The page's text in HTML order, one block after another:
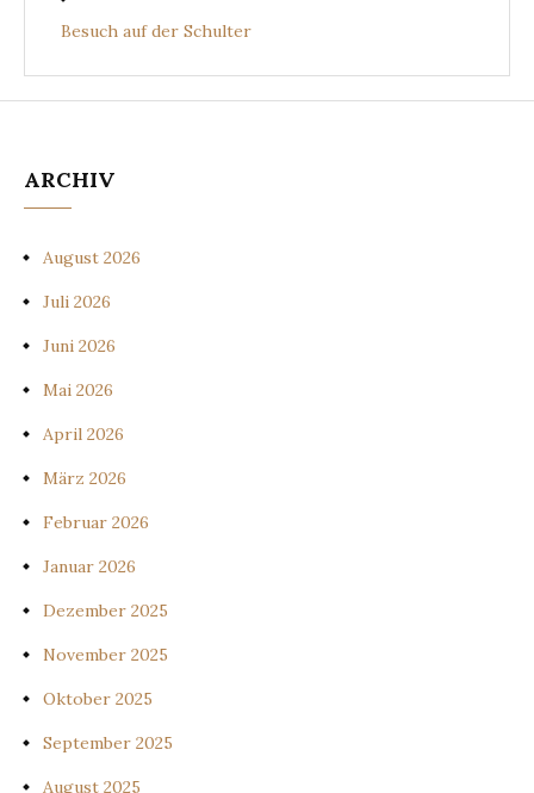
Besuch auf der Schulter
ARCHIV
August 2026
Juli 2026
Juni 2026
Mai 2026
April 2026
März 2026
Februar 2026
Januar 2026
Dezember 2025
November 2025
Oktober 2025
September 2025
August 2025